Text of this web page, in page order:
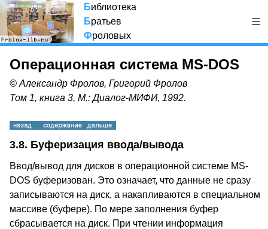
Библиотека
Братьев
Фроловых
Операционная система MS-DOS
© Александр Фролов, Григорий Фролов
Том 1, книга 3, М.: Диалог-МИФИ, 1992.
3.8. Буферизация ввода/вывода
Ввод/вывод для дисков в операционной системе MS-
DOS буферизован. Это означает, что данные не сразу
записываются на диск, а накапливаются в специальном
массиве (буфере). По мере заполнения буфер
сбрасывается на диск. При чтении информация